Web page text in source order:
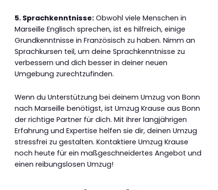
5. Sprachkenntnisse: Obwohl viele Menschen in
Marseille Englisch sprechen, ist es hilfreich, einige
Grundkenntnisse in Französisch zu haben. Nimm an
Sprachkursen teil, um deine Sprachkenntnisse zu
verbessern und dich besser in deiner neuen
Umgebung zurechtzufinden.
Wenn du Unterstützung bei deinem Umzug von Bonn
nach Marseille benötigst, ist Umzug Krause aus Bonn
der richtige Partner für dich. Mit ihrer langjährigen
Erfahrung und Expertise helfen sie dir, deinen Umzug
stressfrei zu gestalten. Kontaktiere Umzug Krause
noch heute für ein maßgeschneidertes Angebot und
einen reibungslosen Umzug!